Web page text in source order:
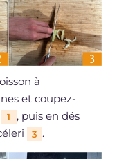
à
et coupez-
1 , puis en dés
3 .